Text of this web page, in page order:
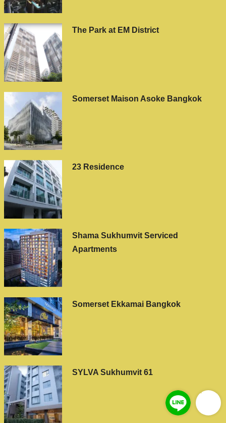
The Park at EM District
Somerset Maison Asoke Bangkok
23 Residence
Shama Sukhumvit Serviced
Apartments
Somerset Ekkamai Bangkok
SYLVA Sukhumvit 61